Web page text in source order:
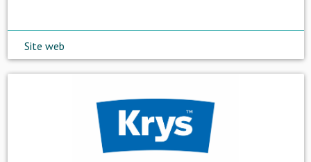
Site web